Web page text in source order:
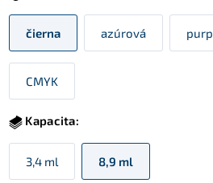
čierna azúrová
CMYK
Kapacita:
3,4 ml 8,9 ml